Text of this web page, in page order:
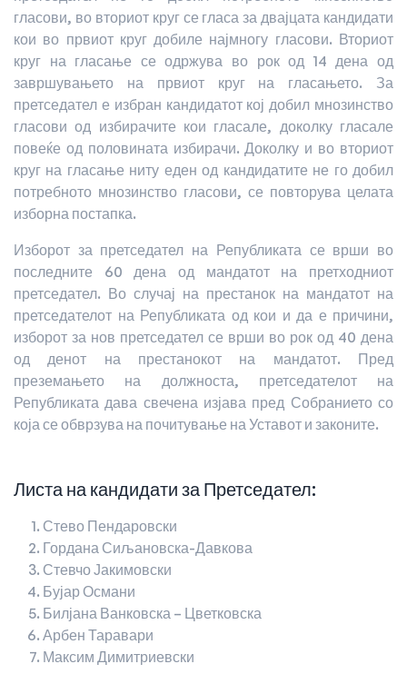
гласови, во вториот круг се гласа за двајцата кандидати
кои во првиот круг добиле најмногу гласови. Вториот
круг на гласање се одржува во рок од 14 дена од
завршувањето на првиот круг на гласањето. За
претседател е избран кандидатот кој добил мнозинство
гласови од избирачите кои гласале, доколку гласале
повеќе од половината избирачи. Доколку и во вториот
круг на гласање ниту еден од кандидатите не го добил
потребното мнозинство гласови, се повторува целата
изборна постапка.
Изборот за претседател на Републиката се врши во
последните 60 дена од мандатот на претходниот
претседател. Во случај на престанок на мандатот на
претседателот на Републиката од кои и да е причини,
изборот за нов претседател се врши во рок од 40 дена
од денот на престанокот на мандатот. Пред
преземањето на должноста, претседателот на
Републиката дава свечена изјава пред Собранието со
која се обврзува на почитување на Уставот и законите.
Листа на кандидати за Претседател:
Стево Пендаровски
Гордана Сиљановска-Давкова
Стевчо Јакимовски
Бујар Османи
Билјана Ванковска – Цветковска
Арбен Таравари
Максим Димитриевски